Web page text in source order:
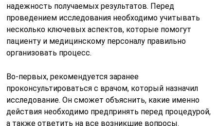
надежность получаемых результатов. Перед
проведением исследования необходимо учитывать
несколько ключевых аспектов, которые помогут
пациенту и медицинскому персоналу правильно
организовать процесс.
Во-первых, рекомендуется заранее
проконсультироваться с врачом, который назначил
исследование. Он сможет объяснить, какие именно
действия необходимо предпринять перед процедурой,
а также ответить на все возникшие вопросы.